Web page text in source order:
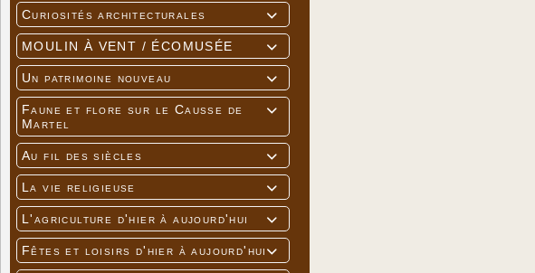

Curiosités architecturales

MOULIN À VENT / ÉCOMUSÉE

Un patrimoine nouveau

Faune et flore sur le Causse de
Martel

Au fil des siècles

La vie religieuse

L'agriculture d'hier à aujourd'hui

Fêtes et loisirs d'hier à aujourd'hui